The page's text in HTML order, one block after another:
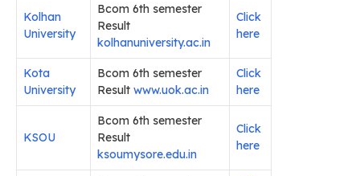
Kolhan
University
Bcom 6th semester
Result
kolhanuniversity.ac.in
Click
here
Kota
University
Bcom 6th semester
Result www.uok.ac.in
Click
here
KSOU
Bcom 6th semester
Result
ksoumysore.edu.in
Click
here